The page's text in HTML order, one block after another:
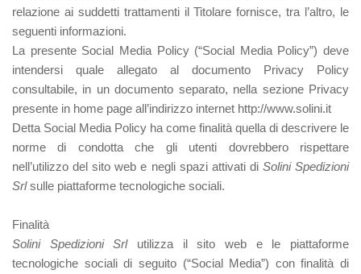
relazione ai suddetti trattamenti il Titolare fornisce, tra l’altro, le
seguenti informazioni.
La presente Social Media Policy (“Social Media Policy”) deve
intendersi quale allegato al documento Privacy Policy
consultabile, in un documento separato, nella sezione Privacy
presente in home page all’indirizzo internet http://www.solini.it
Detta Social Media Policy ha come finalità quella di descrivere le
norme di condotta che gli utenti dovrebbero rispettare
nell’utilizzo del sito web e negli spazi attivati di Solini Spedizioni
Srlsulle piattaforme tecnologiche sociali.
Finalità
Solini Spedizioni Srl
utilizza il sito web e le piattaforme
tecnologiche sociali di seguito (“Social Media”) con finalità di